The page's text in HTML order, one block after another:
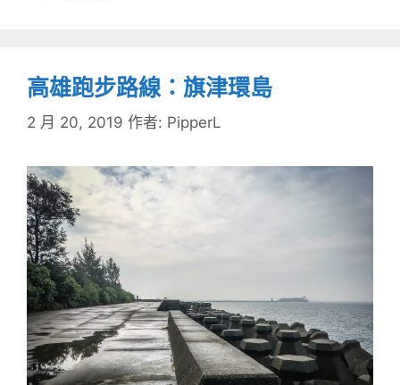
高雄跑步路線：旗津環島
2 月 20, 2019 作者: PipperL